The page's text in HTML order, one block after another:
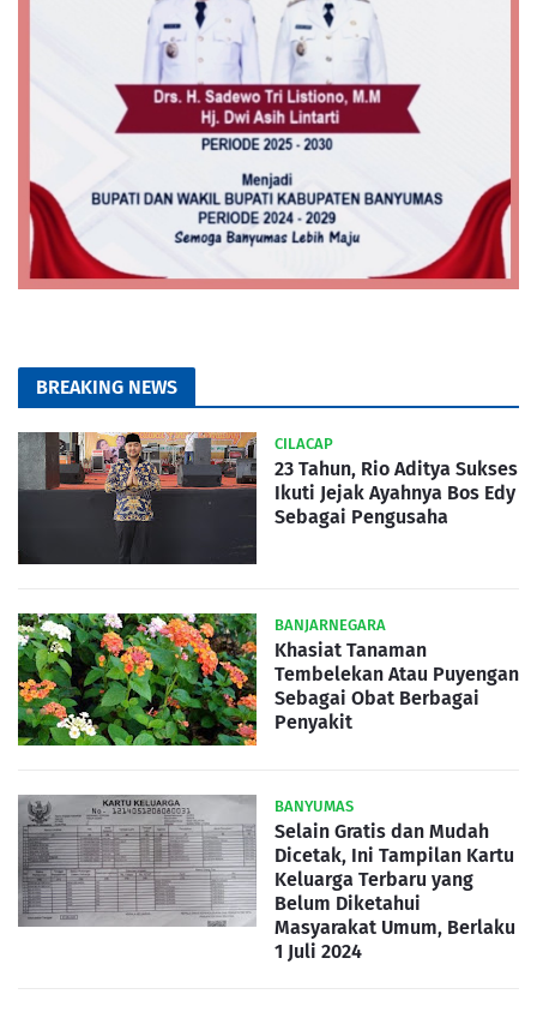
BREAKING NEWS
CILACAP
23 Tahun, Rio Aditya Sukses
Ikuti Jejak Ayahnya Bos Edy
Sebagai Pengusaha
BANJARNEGARA
Khasiat Tanaman
Tembelekan Atau Puyengan
Sebagai Obat Berbagai
Penyakit
BANYUMAS
Selain Gratis dan Mudah
Dicetak, Ini Tampilan Kartu
Keluarga Terbaru yang
Belum Diketahui
Masyarakat Umum, Berlaku
1 Juli 2024